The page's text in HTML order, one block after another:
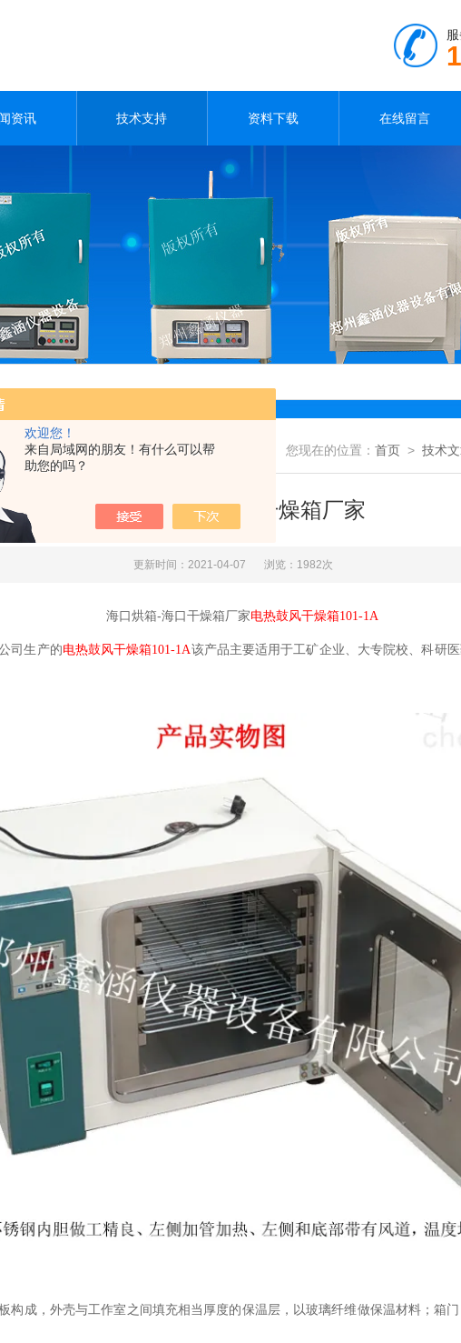
欢迎您！
来自局域网的朋友！有什么可以帮
助您的吗？
资讯 技术支持 资料下载 在线留言
您现在的位置： 首页 > 技术
海口烘箱-海口干燥箱厂家
更新时间：2021-04-07 浏览：1982次
海口烘箱-海口干燥箱厂家电热鼓风干燥箱101-1A
司生产的电热鼓风干燥箱101-1A该产品主要适用于工矿企业、大专院校、科研
构成，外壳与工作室之间填充相当厚度的保温层，以玻璃纤维做保温材料；箱